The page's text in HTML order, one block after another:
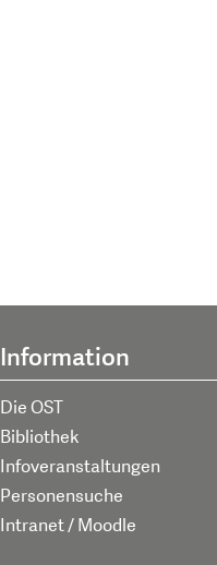
Information
Die OST
Bibliothek
Infoveranstaltungen
Personensuche
Intranet / Moodle